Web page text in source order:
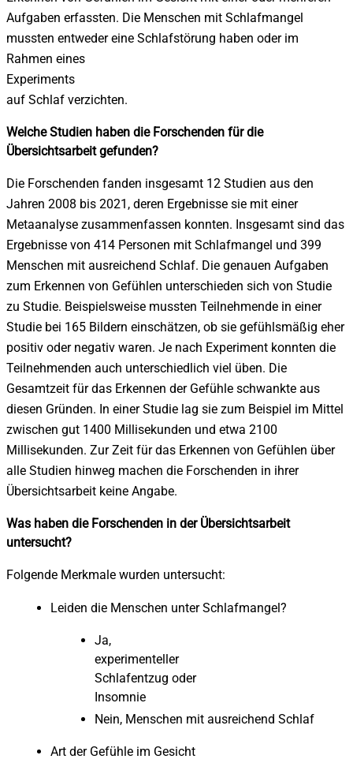
Aufgaben erfassten. Die Menschen mit Schlafmangel
mussten entweder eine Schlafstörung haben oder im
Rahmen eines
Experiments
auf Schlaf verzichten.
Welche Studien haben die Forschenden für die
Übersichtsarbeit gefunden?
Die Forschenden fanden insgesamt 12 Studien aus den
Jahren 2008 bis 2021, deren Ergebnisse sie mit einer
Metaanalyse zusammenfassen konnten. Insgesamt sind das
Ergebnisse von 414 Personen mit Schlafmangel und 399
Menschen mit ausreichend Schlaf. Die genauen Aufgaben
zum Erkennen von Gefühlen unterschieden sich von Studie
zu Studie. Beispielsweise mussten Teilnehmende in einer
Studie bei 165 Bildern einschätzen, ob sie gefühlsmäßig eher
positiv oder negativ waren. Je nach Experiment konnten die
Teilnehmenden auch unterschiedlich viel üben. Die
Gesamtzeit für das Erkennen der Gefühle schwankte aus
diesen Gründen. In einer Studie lag sie zum Beispiel im Mittel
zwischen gut 1400 Millisekunden und etwa 2100
Millisekunden. Zur Zeit für das Erkennen von Gefühlen über
alle Studien hinweg machen die Forschenden in ihrer
Übersichtsarbeit keine Angabe.
Was haben die Forschenden in der Übersichtsarbeit
untersucht?
Folgende Merkmale wurden untersucht:
Leiden die Menschen unter Schlafmangel?
Ja,
experimenteller
Schlafentzug oder
Insomnie
Nein, Menschen mit ausreichend Schlaf
Art der Gefühle im Gesicht